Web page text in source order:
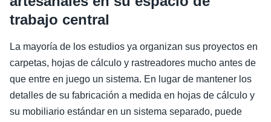
trabajo central
La mayoría de los estudios ya organizan sus proyectos en
carpetas, hojas de cálculo y rastreadores mucho antes de
que entre en juego un sistema. En lugar de mantener los
detalles de su fabricación a medida en hojas de cálculo y
su mobiliario estándar en un sistema separado, puede